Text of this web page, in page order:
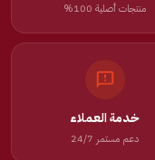
منتجات أصلية 100%
خدمة العملاء
دعم مستمر 24/7